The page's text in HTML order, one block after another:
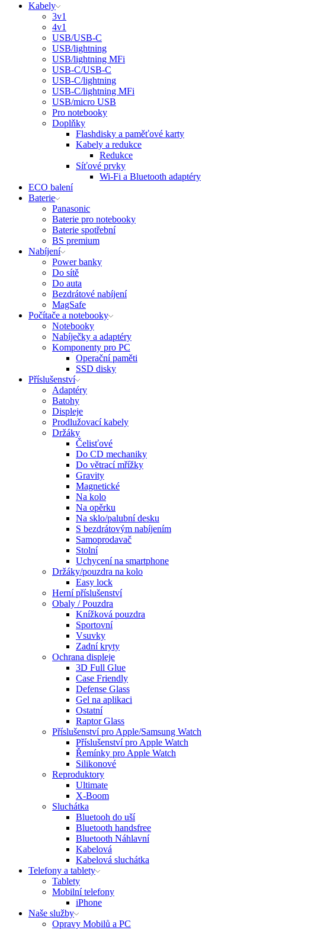
Kabely
3v1
4v1
USB/USB-C
USB/lightning
USB/lightning MFi
USB-C/USB-C
USB-C/lightning
USB-C/lightning MFi
USB/micro USB
Pro notebooky
Doplňky
Flashdisky a paměťové karty
Kabely a redukce
Redukce
Síťové prvky
Wi-Fi a Bluetooth adaptéry
ECO balení
Baterie
Panasonic
Baterie pro notebooky
Baterie spotřební
BS premium
Nabíjení
Power banky
Do sítě
Do auta
Bezdrátové nabíjení
MagSafe
Počítače a notebooky
Notebooky
Nabíječky a adaptéry
Komponenty pro PC
Operační paměti
SSD disky
Příslušenství
Adaptéry
Batohy
Displeje
Prodlužovací kabely
Držáky
Čelisťové
Do CD mechaniky
Do větrací mřížky
Gravity
Magnetické
Na kolo
Na opěrku
Na sklo/palubní desku
S bezdrátovým nabíjením
Samoprodavač
Stolní
Uchycení na smartphone
Držáky/pouzdra na kolo
Easy lock
Herní příslušenství
Obaly / Pouzdra
Knížková pouzdra
Sportovní
Vsuvky
Zadní kryty
Ochrana displeje
3D Full Glue
Case Friendly
Defense Glass
Gel na aplikaci
Ostatní
Raptor Glass
Příslušenství pro Apple/Samsung Watch
Příslušenství pro Apple Watch
Řemínky pro Apple Watch
Silikonové
Reproduktory
Ultimate
X-Boom
Sluchátka
Bluetooh do uší
Bluetooth handsfree
Bluetooth Náhlavní
Kabelová
Kabelová sluchátka
Telefony a tablety
Tablety
Mobilní telefony
iPhone
Naše služby
Opravy Mobilů a PC